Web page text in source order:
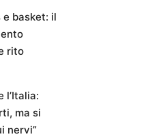
basket: il
rito
l’Italia:
ma si
nervi”